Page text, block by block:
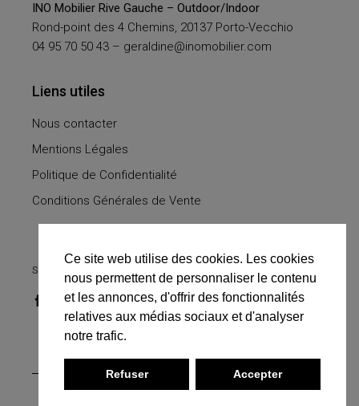
Ce site web utilise des cookies. Les cookies
nous permettent de personnaliser le contenu
et les annonces, d'offrir des fonctionnalités
relatives aux médias sociaux et d'analyser
notre trafic.
Refuser Accepter
INO Mobilier Rive Gauche – Outdoor/Indoor
Rond-point des 4 Chemins, 20137 Porto-Vecchio
04 95 70 50 43 – geraldine@inomobilier.com
Liens utiles
Nous contacter
Mentions Légales
Politique de Confidentialité
Conditions Générales de Vente
SUIVEZ-NOUS
© 2021 INO, Tous droits réservés. Site réalisé par